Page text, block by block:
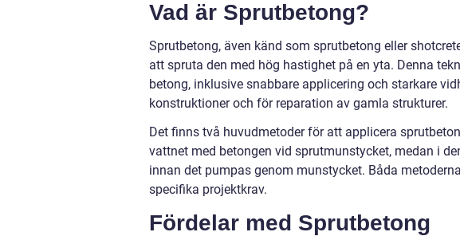
Vad är Sprutbetong?
Sprutbetong, även känd som sprutbetong eller
att spruta den med hög hastighet på en yta. Denna
betong, inklusive snabbare applicering och starkare
konstruktioner och för reparation av gamla strukturer.
Det finns två huvudmetoder för att applicera
vattnet med betongen vid sprutmunstycket, medan i
innan det pumpas genom munstycket. Båda
specifika projektkrav.
Fördelar med Sprutbetong